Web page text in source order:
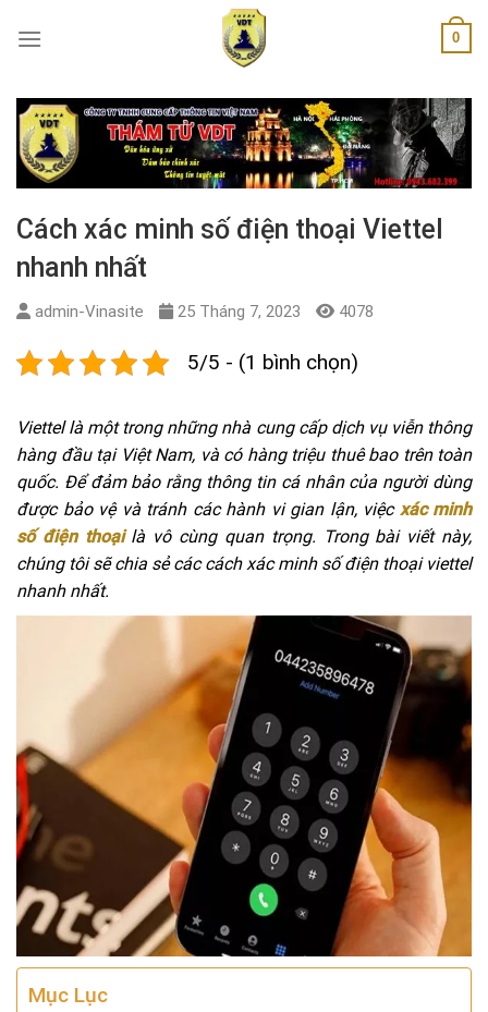
0
Cách xác minh số điện thoại Viettel
nhanh nhất
admin-Vinasite 25 Tháng 7, 2023 4078
5/5 - (1 bình chọn)
Viettel là một trong những nhà cung cấp dịch vụ viễn thông
hàng đầu tại Việt Nam, và có hàng triệu thuê bao trên toàn
quốc. Để đảm bảo rằng thông tin cá nhân của người dùng
được bảo vệ và tránh các hành vi gian lận, việcxác minh
số điện thoại là vô cùng quan trọng. Trong bài viết này,
chúng tôi sẽ chia sẻ các cách xác minh số điện thoại viettel
nhanh nhất.
Mục Lục